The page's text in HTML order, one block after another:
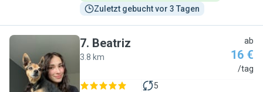
Zuletzt gebucht vor 3 Tagen
B
7. Beatriz
3.8 km
ab
16 €
/tag
5